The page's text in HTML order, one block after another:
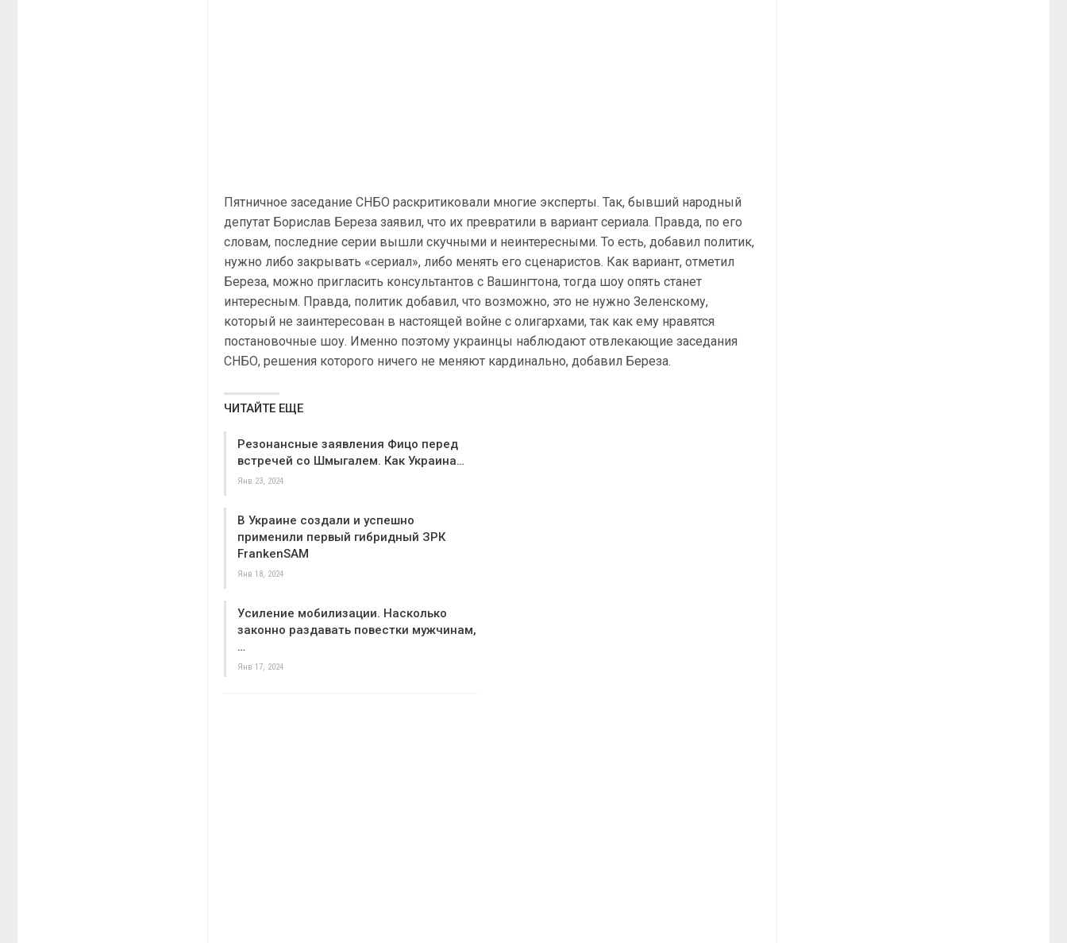
Пятничное заседание СНБО раскритиковали многие эксперты. Так, бывший народный
депутат Борислав Береза заявил, что их превратили в вариант сериала. Правда, по его
словам, последние серии вышли скучными и неинтересными. То есть, добавил политик,
нужно либо закрывать «сериал», либо менять его сценаристов. Как вариант, отметил
Береза, можно пригласить консультантов с Вашингтона, тогда шоу опять станет
интересным. Правда, политик добавил, что возможно, это не нужно Зеленскому,
который не заинтересован в настоящей войне с олигархами, так как ему нравятся
постановочные шоу. Именно поэтому украинцы наблюдают отвлекающие заседания
СНБО, решения которого ничего не меняют кардинально, добавил Береза.
ЧИТАЙТЕ ЕЩЕ
Резонансные заявления Фицо перед
встречей со Шмыгалем. Как Украина…
Янв 23, 2024
В Украине создали и успешно
применили первый гибридный ЗРК
FrankenSAM
Янв 18, 2024
Усиление мобилизации. Насколько
законно раздавать повестки мужчинам,
…
Янв 17, 2024